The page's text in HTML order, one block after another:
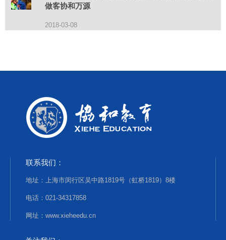
做客协和万源
2018-03-08
联系我们：
地址：上海市闵行区吴中路1819号（虹桥1819）8楼
电话：021-34317858
网址：www.xieheedu.cn